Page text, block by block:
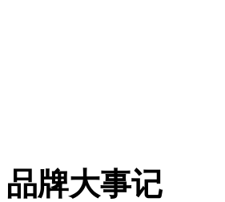
品牌大事记